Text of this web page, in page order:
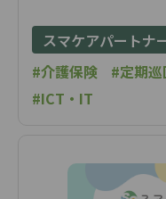
スマケアパートナ
#介護保険
#定期
#ICT・IT